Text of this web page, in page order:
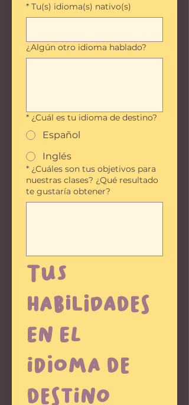
* Tu(s) idioma(s) nativo(s)
¿Algún otro idioma hablado?
* ¿Cuál es tu idioma de destino?
Español
Inglés
* ¿Cuáles son tus objetivos para
nuestras clases? ¿Qué resultado
te gustaría obtener?
Tus
habilidades
en el
idioma de
destino